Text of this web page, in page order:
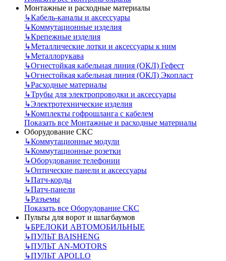
Монтажные и расходные материалы
↳Кабель-каналы и аксессуары
↳Коммутационные изделия
↳Крепежные изделия
↳Металлические лотки и аксессуары к ним
↳Металлорукава
↳Огнестойкая кабельная линия (ОКЛ) Гефест
↳Огнестойкая кабельная линия (ОКЛ) Экопласт
↳Расходные материалы
↳Трубы для электропроводки и аксессуары
↳Электротехнические изделия
↳Комплекты гофрошланга с кабелем
Показать все Монтажные и расходные материалы
Оборудование СКС
↳Коммутационные модули
↳Коммутационные розетки
↳Оборудование телефонии
↳Оптические панели и аксессуары
↳Патч-корды
↳Патч-панели
↳Разъемы
Показать все Оборудование СКС
Пульты для ворот и шлагбаумов
↳БРЕЛОКИ АВТОМОБИЛЬНЫЕ
↳ПУЛЬТ BAISHENG
↳ПУЛЬТ AN-MOTORS
↳ПУЛЬТ APOLLO